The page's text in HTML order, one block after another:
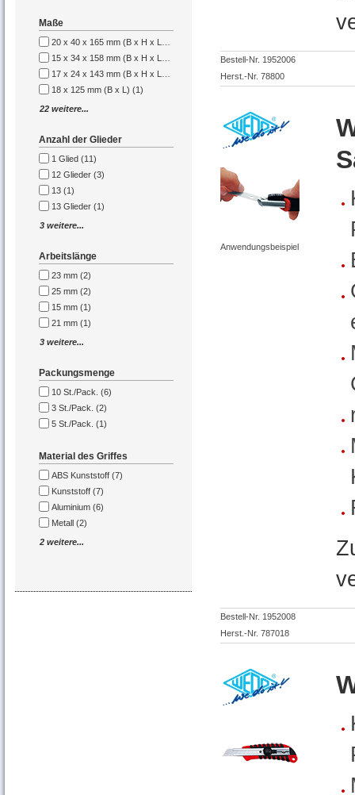
Maße
18 x 125 mm (B x L) (1)
22 weitere...
Anzahl der Glieder
1 Glied (11)
12 Glieder (3)
13 (1)
13 Glieder (1)
3 weitere...
Arbeitslänge
23 mm (2)
25 mm (2)
15 mm (1)
21 mm (1)
3 weitere...
Packungsmenge
10 St./Pack. (6)
3 St./Pack. (2)
5 St./Pack. (1)
Material des Griffes
ABS Kunststoff (7)
Kunststoff (7)
Aluminium (6)
Metall (2)
2 weitere...
Bestell-Nr. 1952006
Herst.-Nr. 78800
Anwendungsbeispiel
Bestell-Nr. 1952008
Herst.-Nr. 787018